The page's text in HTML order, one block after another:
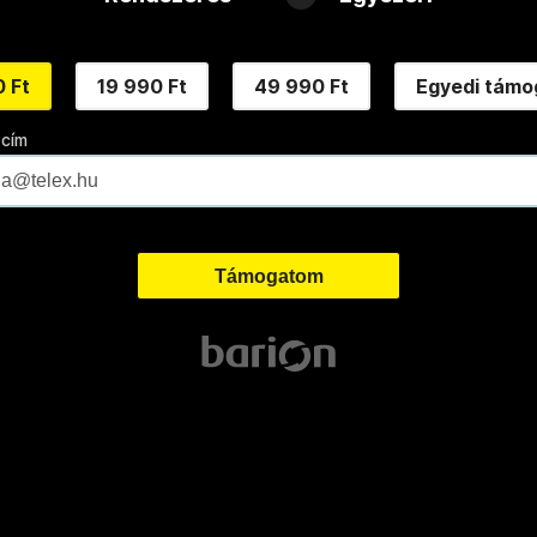
Ft 19 990 Ft 49 990 Ft Egyedi